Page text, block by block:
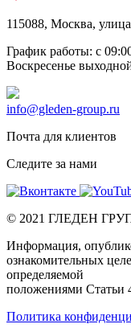
115088, Москва,
График работы: c
Воскресенье
info@gleden-group.ru
Почта для клиентов
Следите за нами
© 2021 ГЛЕДЕН
Информация,
ознакомительных
определяемой
положениями Статьи
Политика